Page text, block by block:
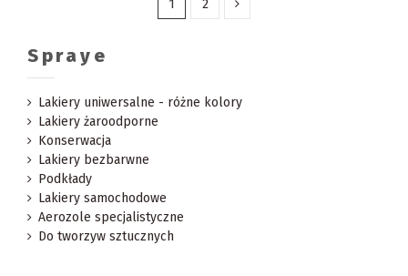
1 2
Spraye
Lakiery uniwersalne - różne kolory
Lakiery żaroodporne
Konserwacja
Lakiery bezbarwne
Podkłady
Lakiery samochodowe
Aerozole specjalistyczne
Do tworzyw sztucznych